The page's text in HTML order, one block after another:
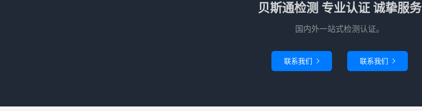
贝斯通检测 专业认证 诚挚服务
国内外一站式检测认证。
联系我们  联系我们 